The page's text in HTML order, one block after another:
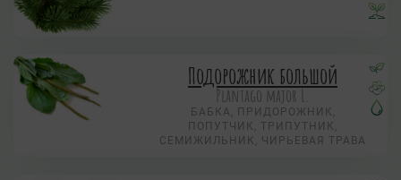
Подорожник большой
Plantago major L.
БАБКА, ПРИДОРОЖНИК,
ПОПУТЧИК, ТРИПУТНИК,
СЕМИЖИЛЬНИК, ЧИРЬЕВАЯ ТРАВА